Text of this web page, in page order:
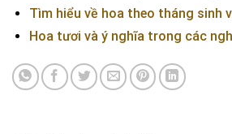
Tìm hiểu về hoa theo tháng sinh
Hoa tươi và ý nghĩa trong các